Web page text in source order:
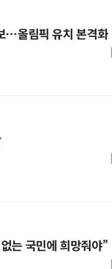
…올림픽 유치 본격화
는 국민에 희망줘야”